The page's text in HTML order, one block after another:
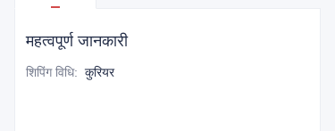
महत्वपूर्ण जानकारी
शिपिंग विधि: कुरियर